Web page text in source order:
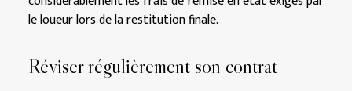
le loueur lors de la restitution finale.
Réviser régulièrement son contrat